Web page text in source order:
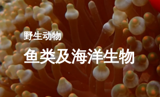
野生动物
鱼类及海洋生物